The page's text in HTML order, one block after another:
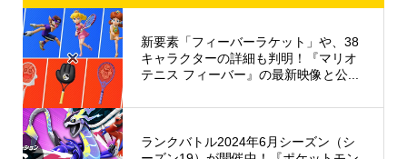
新要素「フィーバーラケット」や、38
キャラクターの詳細も判明！『マリオ
テニス フィーバー』の最新映像と公...
ランクバトル2024年6月シーズン（シ